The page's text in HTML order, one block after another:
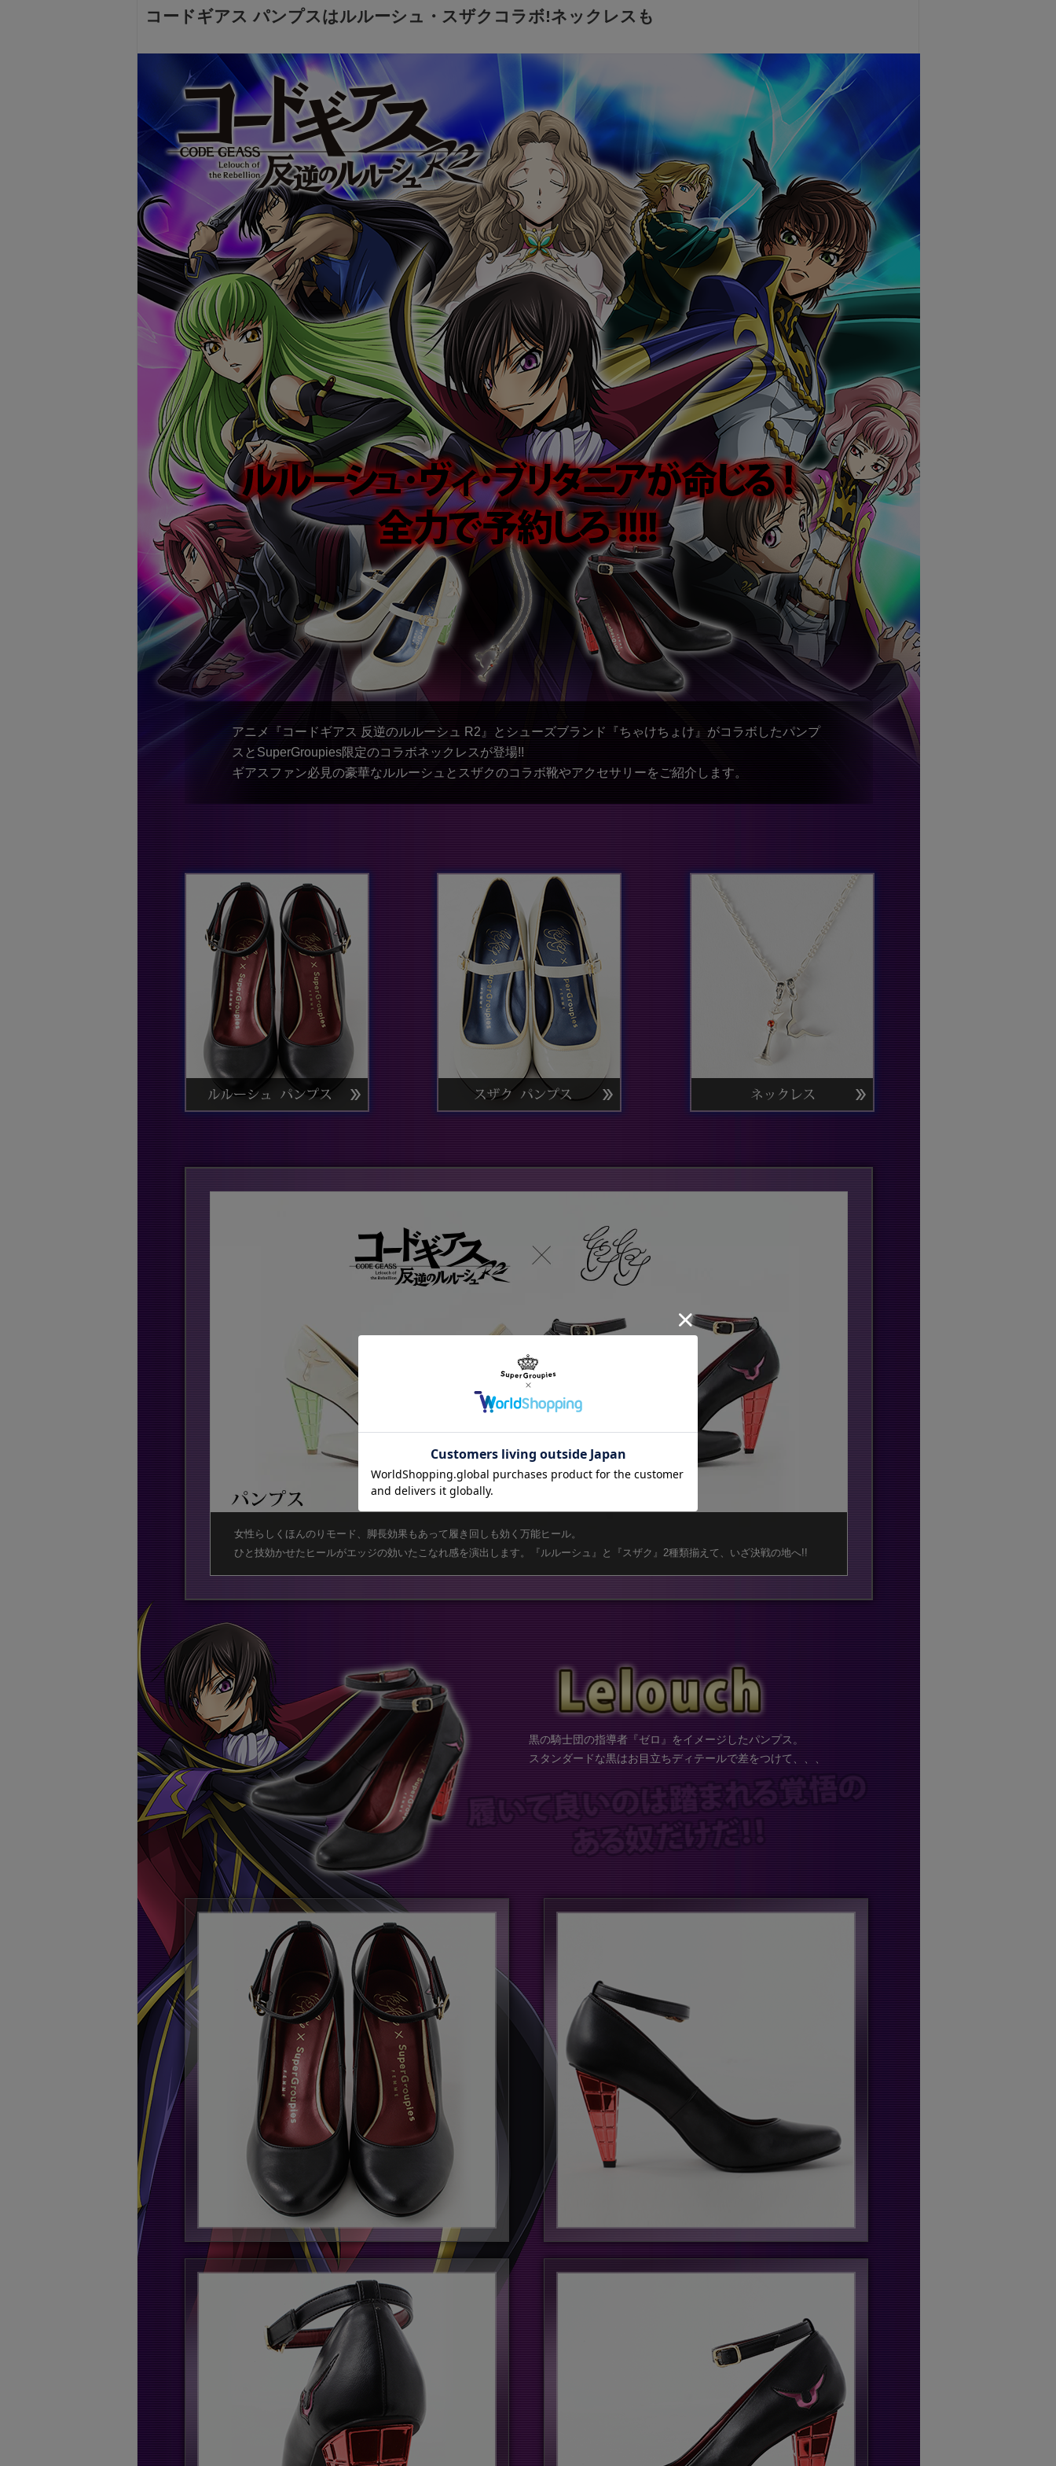
コードギアス パンプスはルルーシュ・スザクコラボ!ネックレスも
アニメ『コードギアス 反逆のルルーシュ R2』とシューズブランド『ちゃけちょけ』がコラボしたパンプ
スとSuperGroupies限定のコラボネックレスが登場!!
ギアスファン必見の豪華なルルーシュとスザクのコラボ靴やアクセサリーをご紹介します。
女性らしくほんのりモード、脚長効果もあって履き回しも効く万能ヒール。
ひと技効かせたヒールがエッジの効いたこなれ感を演出します。『ルルーシュ』と『スザク』2種類揃えて、いざ決戦の地へ!!
黒の騎士団の指導者『ゼロ』をイメージしたパンプス。
スタンダードな黒はお目立ちディテールで差をつけて、、、